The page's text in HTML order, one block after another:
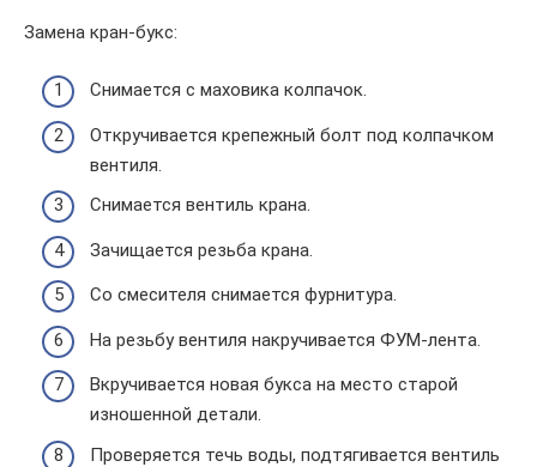
Замена кран-букс:
Снимается с маховика колпачок.
Откручивается крепежный болт под колпачком
вентиля.
Снимается вентиль крана.
Зачищается резьба крана.
Со смесителя снимается фурнитура.
На резьбу вентиля накручивается ФУМ-лента.
Вкручивается новая букса на место старой
изношенной детали.
Проверяется течь воды, подтягивается вентиль